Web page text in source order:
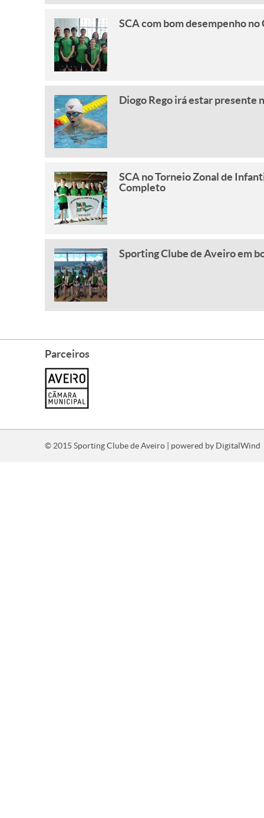
SCA com bom desempenho
Diogo Rego irá estar presente
SCA no Torneio Zonal de
Completo
Sporting Clube de Aveiro em
Parceiros
© 2015 Sporting Clube de Aveiro | powered by DigitalWind